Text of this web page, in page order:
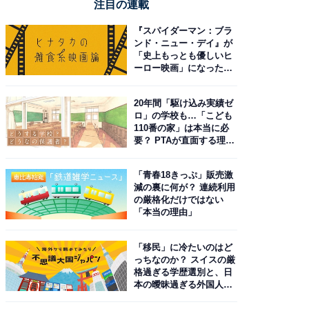
注目の連載
『スパイダーマン：ブラ
ンド・ニュー・デイ』が
「史上もっとも優しいヒ
ーロー映画」になった理
20年間「駆け込み実績ゼ
ロ」の学校も…「こども
110番の家」は本当に必
要？ PTAが直面する理想
「青春18きっぷ」販売激
減の裏に何が？ 連続利用
の厳格化だけではない
「本当の理由」
「移民」に冷たいのはど
っちなのか？ スイスの厳
格過ぎる学歴選別と、日
本の曖昧過ぎる外国人政